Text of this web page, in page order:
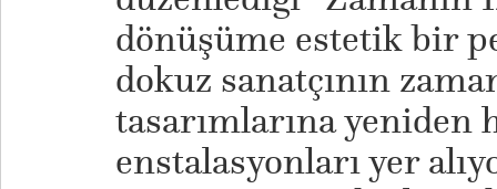
dönüşüme estetik bir
dokuz sanatçının
tasarımlarına yeniden
enstalasyonları yer